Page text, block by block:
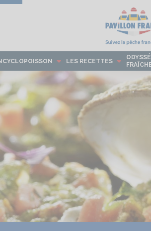
LES RECETTES